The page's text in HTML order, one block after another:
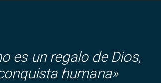
es un regalo de Dios,
humana»